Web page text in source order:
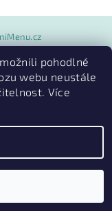
pohodlné
webu neustále
Více